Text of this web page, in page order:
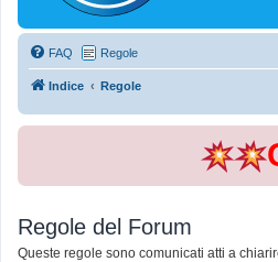
FAQ Regole
Indice Regole
Regole del Forum
Queste regole sono comunicati atti a